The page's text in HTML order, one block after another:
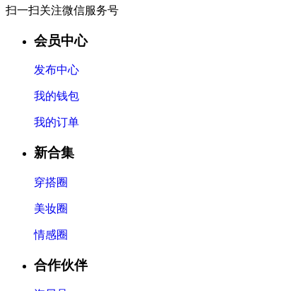
扫一扫关注微信服务号
会员中心
发布中心
我的钱包
我的订单
新合集
穿搭圈
美妆圈
情感圈
合作伙伴